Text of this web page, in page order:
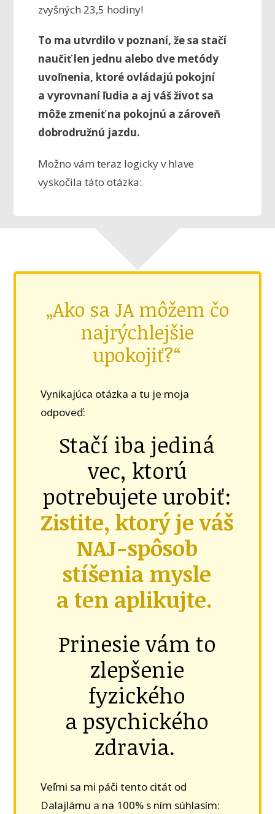
zvyšných 23,5 hodiny!
To ma utvrdilo v poznaní, že sa stačí
naučiť len jednu alebo dve metódy
uvoľnenia, ktoré ovládajú pokojní
a vyrovnaní ľudia a aj váš život sa
môže zmeniť na pokojnú a zároveň
dobrodružnú jazdu.
Možno vám teraz logicky v hlave
vyskočila táto otázka:
„Ako sa JA môžem čo
najrýchlejšie
upokojiť?“
Vynikajúca otázka a tu je moja
odpoveď:
Stačí iba jediná
vec, ktorú
potrebujete urobiť:
Zistite, ktorý je váš
NAJ-spôsob
stíšenia mysle
a ten aplikujte.
Prinesie vám to
zlepšenie
fyzického
a psychického
zdravia.
Veľmi sa mi páči tento citát od
Dalajlámu a na 100% s ním súhlasím: